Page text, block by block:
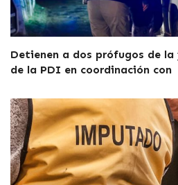
Detienen a dos prófugos de
de la PDI en coordinación con